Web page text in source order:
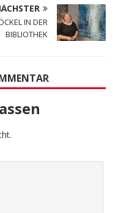
IN DER
BIBLIOTHEK